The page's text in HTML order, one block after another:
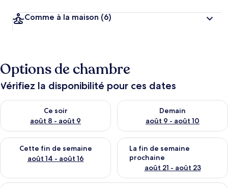
Comme à la maison (6)
Options de chambre
Vérifiez la disponibilité pour ces dates
Ce soir
août 8 - août 9
Vérifier la disponibilité pour ce soir août 8 - août 9
Demain
août 9 - août 10
Vérifier la disponibilité pour
Cette fin de semaine
août 14 - août 16
Vérifier la disponibilité pour cette fin de semaine août 14 -
La fin de semaine
prochaine
août 21 - août 23
Vérifier la disponibilité pour
Chambre supérieure double, 1